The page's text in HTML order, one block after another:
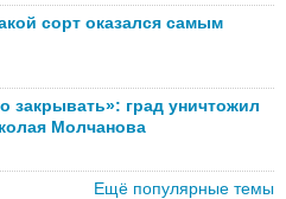
сорт оказался самым
закрывать»: град уничтожил
Молчанова
Ещё популярные темы